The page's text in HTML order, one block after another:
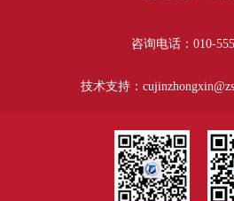
咨询电话：010-
技术支持：